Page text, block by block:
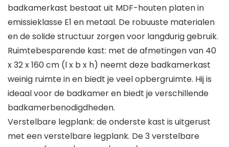
badkamerkast bestaat uit MDF-houten platen in
emissieklasse E1 en metaal. De robuuste materialen
en de solide structuur zorgen voor langdurig gebruik.
Ruimtebesparende kast: met de afmetingen van 40
x 32 x 160 cm (l x b x h) neemt deze badkamerkast
weinig ruimte in en biedt je veel opbergruimte. Hij is
ideaal voor de badkamer en biedt je verschillende
badkamerbenodigdheden.
Verstelbare legplank: de onderste kast is uitgerust
met een verstelbare legplank. De 3 verstelbare